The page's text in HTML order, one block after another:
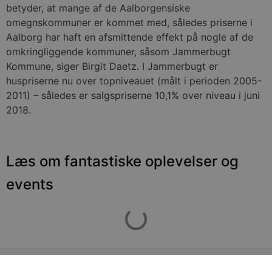
betyder, at mange af de Aalborgensiske
omegnskommuner er kommet med, således priserne i
Aalborg har haft en afsmittende effekt på nogle af de
omkringliggende kommuner, såsom Jammerbugt
Kommune, siger Birgit Daetz. I Jammerbugt er
huspriserne nu over topniveauet (målt i perioden 2005-
2011) – således er salgspriserne 10,1% over niveau i juni
2018.
Læs om fantastiske oplevelser og
events